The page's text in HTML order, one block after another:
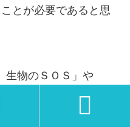
とが必要であると思
生物のＳＯＳ」や
水族館を社会教育施
